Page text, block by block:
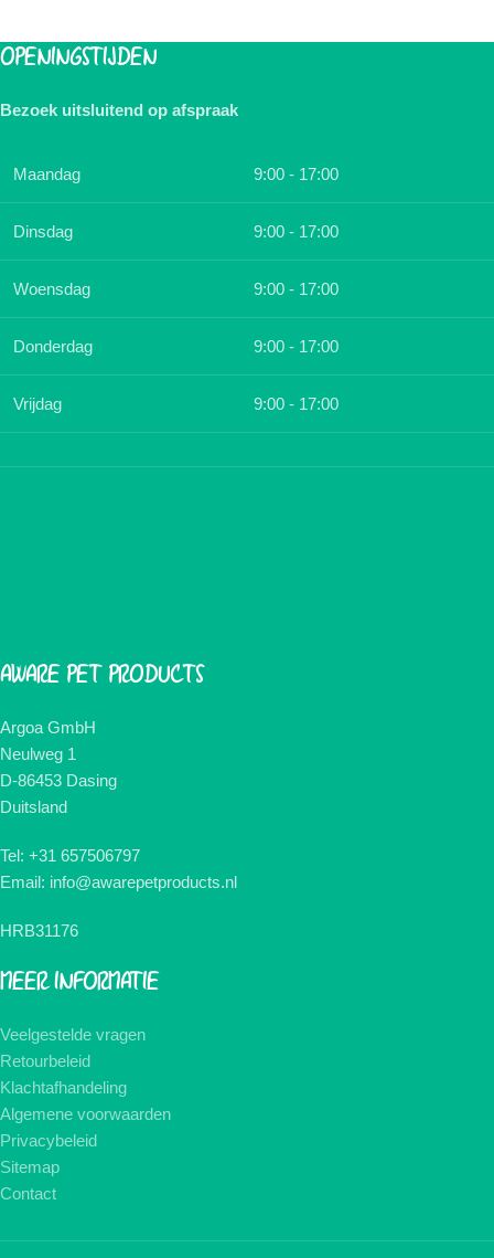
OPENINGSTIJDEN
Bezoek uitsluitend op afspraak
Maandag 9:00 - 17:00
Dinsdag 9:00 - 17:00
Woensdag 9:00 - 17:00
Donderdag 9:00 - 17:00
Vrijdag 9:00 - 17:00
AWARE PET PRODUCTS
Argoa GmbH
Neulweg 1
D-86453 Dasing
Duitsland
Tel: +31 657506797
Email: info@awarepetproducts.nl
HRB31176
MEER INFORMATIE
Veelgestelde vragen
Retourbeleid
Klachtafhandeling
Algemene voorwaarden
Privacybeleid
Sitemap
Contact